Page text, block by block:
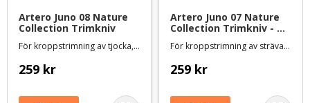
Artero Juno 08 Nature
Collection Trimkniv
För kroppstrimning av tjocka, sträva pälsar
259 kr
Artero Juno 07 Nature
Collection Trimkniv -
medium/grov
För kroppstrimning av sträva pälsar
259 kr